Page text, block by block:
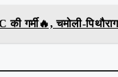
गर्मी🔥, चमोली-